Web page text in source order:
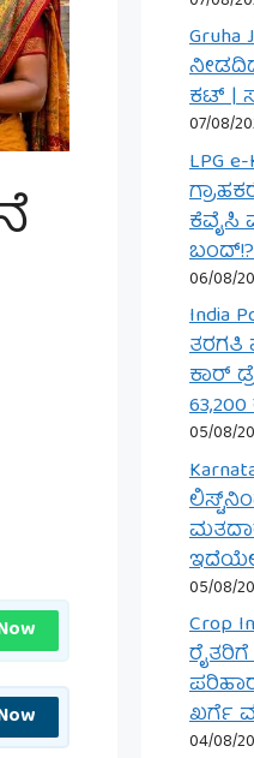
ಕಟ್ |
07/08/
LPG
ಕೆವೈಸಿ
ಬಂದ್!?
06/08/
India
ತರಗತಿ
ಕಾರ್
05/08/
05/08/
Crop
ಖರ್ಗೆ
04/08/